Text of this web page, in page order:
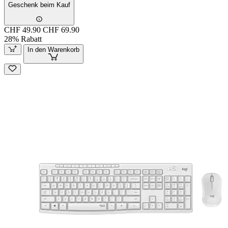
Geschenk beim Kauf
CHF 49.90 CHF 69.90
28% Rabatt
In den Warenkorb